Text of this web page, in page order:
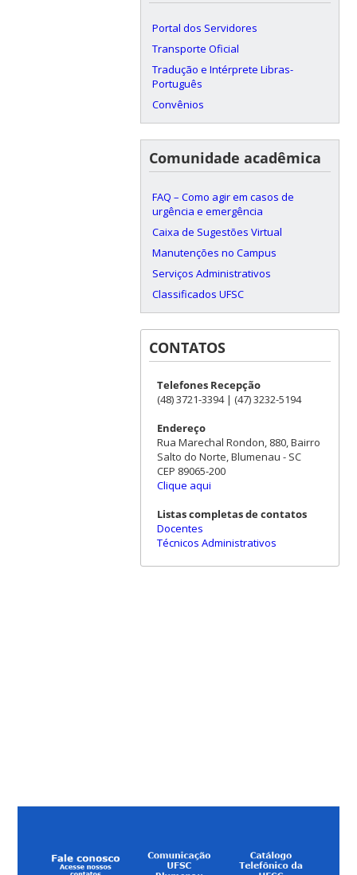
Portal dos Servidores
Transporte Oficial
Tradução e Intérprete Libras-
Português
Convênios
Comunidade acadêmica
FAQ – Como agir em casos de
urgência e emergência
Caixa de Sugestões Virtual
Manutenções no Campus
Serviços Administrativos
Classificados UFSC
CONTATOS
Telefones Recepção
(48) 3721-3394 | (47) 3232-5194
Endereço
Rua Marechal Rondon, 880, Bairro
Salto do Norte, Blumenau - SC
CEP 89065-200
Clique aqui
Listas completas de contatos
Docentes
Técnicos Administrativos